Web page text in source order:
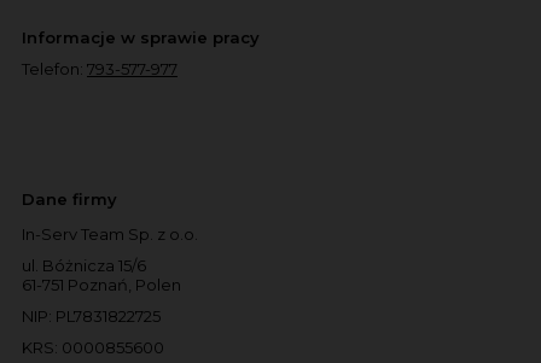
Informacje w sprawie pracy
Telefon: 793-577-977
Dane firmy
In-Serv Team Sp. z o.o.
ul. Bóżnicza 15/6
61-751 Poznań, Polen
NIP: PL7831822725
KRS: 0000855600